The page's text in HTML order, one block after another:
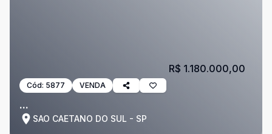
Cód: 5877 VENDA
...
SAO CAETANO DO SUL - SP
R$ 1.180.000,00